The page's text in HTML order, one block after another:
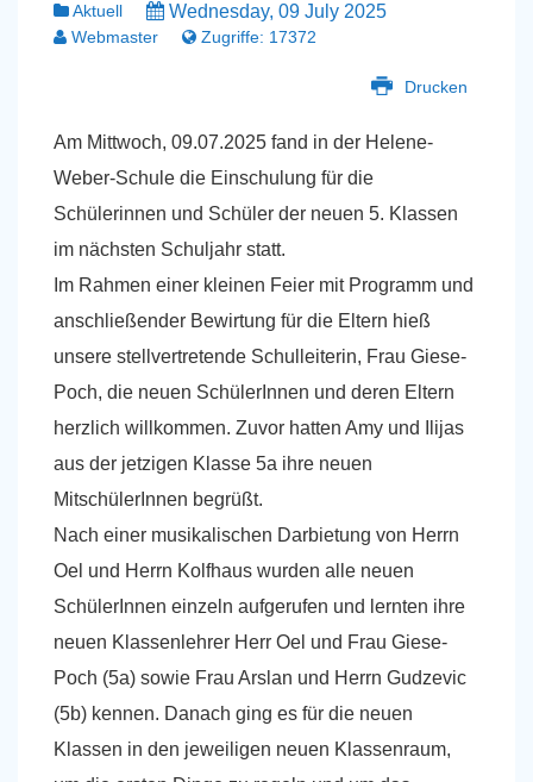
Aktuell Wednesday, 09 July 2025
Webmaster Zugriffe: 17372
Drucken
Am Mittwoch, 09.07.2025 fand in der Helene-
Weber-Schule die Einschulung für die
Schülerinnen und Schüler der neuen 5. Klassen
im nächsten Schuljahr statt.
Im Rahmen einer kleinen Feier mit Programm und
anschließender Bewirtung für die Eltern hieß
unsere stellvertretende Schulleiterin, Frau Giese-
Poch, die neuen SchülerInnen und deren Eltern
herzlich willkommen. Zuvor hatten Amy und Ilijas
aus der jetzigen Klasse 5a ihre neuen
MitschülerInnen begrüßt.
Nach einer musikalischen Darbietung von Herrn
Oel und Herrn Kolfhaus wurden alle neuen
SchülerInnen einzeln aufgerufen und lernten ihre
neuen Klassenlehrer Herr Oel und Frau Giese-
Poch (5a) sowie Frau Arslan und Herrn Gudzevic
(5b) kennen. Danach ging es für die neuen
Klassen in den jeweiligen neuen Klassenraum,